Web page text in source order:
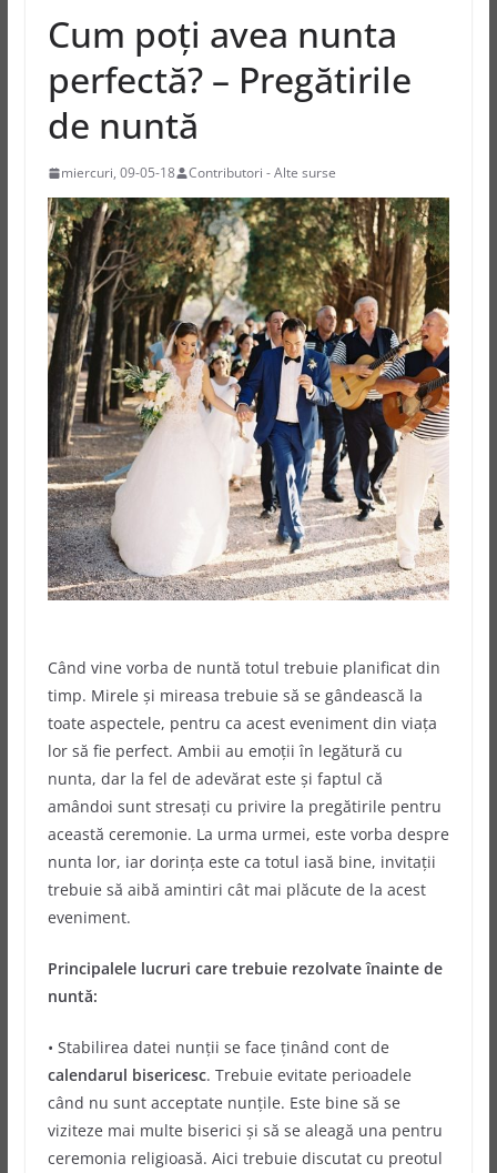
Cum poți avea nunta
perfectă? – Pregătirile
de nuntă
miercuri, 09-05-18 Contributori - Alte surse
Când vine vorba de nuntă totul trebuie planificat din
timp. Mirele și mireasa trebuie să se gândească la
toate aspectele, pentru ca acest eveniment din viața
lor să fie perfect. Ambii au emoții în legătură cu
nunta, dar la fel de adevărat este și faptul că
amândoi sunt stresați cu privire la pregătirile pentru
această ceremonie. La urma urmei, este vorba despre
nunta lor, iar dorința este ca totul iasă bine, invitații
trebuie să aibă amintiri cât mai plăcute de la acest
eveniment.
Principalele lucruri care trebuie rezolvate înainte de
nuntă:
• Stabilirea datei nunții se face ținând cont de
calendarul bisericesc. Trebuie evitate perioadele
când nu sunt acceptate nunțile. Este bine să se
viziteze mai multe biserici și să se aleagă una pentru
ceremonia religioasă. Aici trebuie discutat cu preotul